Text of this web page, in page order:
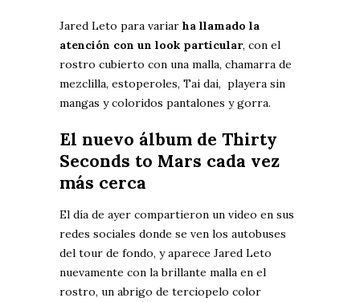
Jared Leto para variar ha llamado la
atención con un look particular, con el
rostro cubierto con una malla, chamarra de
mezclilla, estoperoles, Tai dai, playera sin
mangas y coloridos pantalones y gorra.
El nuevo álbum de Thirty
Seconds to Mars cada vez
más cerca
El día de ayer compartieron un video en sus
redes sociales donde se ven los autobuses
del tour de fondo, y aparece Jared Leto
nuevamente con la brillante malla en el
rostro, un abrigo de terciopelo color